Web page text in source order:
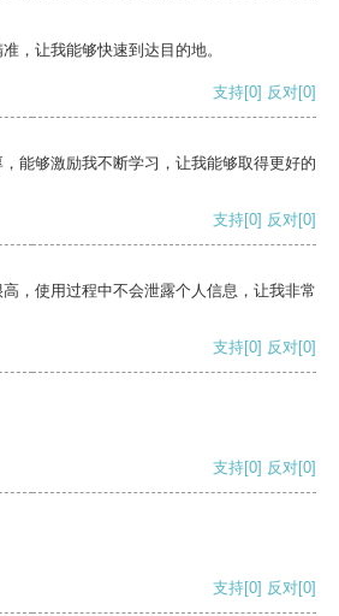
，让我能够快速到达目的地。
支持[0] 反对[0]
能够激励我不断学习，让我能够取得更好的
支持[0] 反对[0]
，使用过程中不会泄露个人信息，让我非常
支持[0] 反对[0]
支持[0] 反对[0]
支持[0] 反对[0]